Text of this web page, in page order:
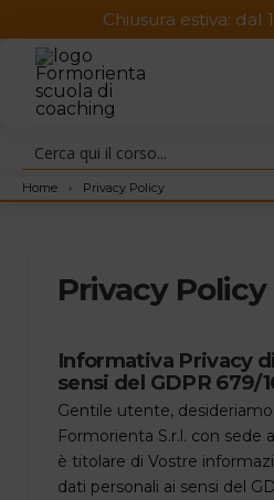
Chiusura estiva: dal
Home › Privacy Policy
Privacy Policy
Informativa Privacy
sensi del GDPR 679/
Gentile utente,
Formorienta S.r.l. con sede
è titolare di Vostre
dati personali ai sensi del